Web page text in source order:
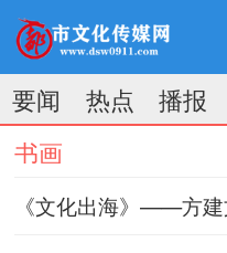
要闻 热点 播报
书画
《文化出海》——方